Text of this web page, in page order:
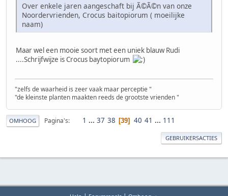
Over enkele jaren aangeschaft bij Ã©Ã©n van onze
Noordervrienden, Crocus baitopiorum ( moeilijke
naam)
Maar wel een mooie soort met een uniek blauw Rudi
....Schrijfwijze is Crocus baytopiorum
"zelfs de waarheid is zeer vaak maar perceptie "
"de kleinste planten maakten reeds de grootste vrienden "
OMHOOG Pagina's 1 ... 37 38 39 40 41 ... 111
GEBRUIKERSACTIES